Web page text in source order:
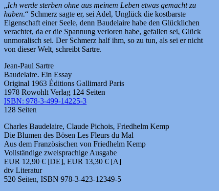
„Ich werde sterben ohne aus meinem Leben etwas gemacht zu
haben.“ Schmerz sagte er, sei Adel, Unglück die kostbarste
Eigenschaft einer Seele, denn Baudelaire habe den Glücklichen
verachtet, da er die Spannung verloren habe, gefallen sei, Glück
unmoralisch sei. Der Schmerz half ihm, so zu tun, als sei er nicht
von dieser Welt, schreibt Sartre.
Jean-Paul Sartre
Baudelaire. Ein Essay
Original 1963 Éditions Gallimard Paris
1978 Rowohlt Verlag 124 Seiten
ISBN: 978-3-499-14225-3
128 Seiten
Charles Baudelaire, Claude Pichois, Friedhelm Kemp
Die Blumen des Bösen Les Fleurs du Mal
Aus dem Französischen von Friedhelm Kemp
Vollständige zweisprachige Ausgabe
EUR 12,90 € [DE], EUR 13,30 € [A]
dtv Literatur
520 Seiten, ISBN 978-3-423-12349-5